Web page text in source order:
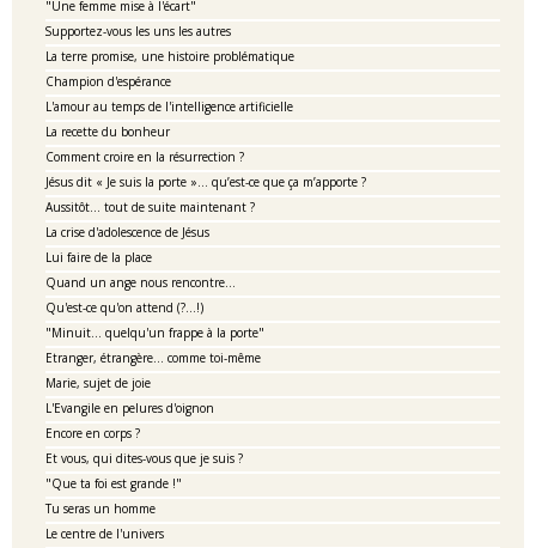
"Une femme mise à l'écart"
Supportez-vous les uns les autres
La terre promise, une histoire problématique
Champion d'espérance
L'amour au temps de l'intelligence artificielle
La recette du bonheur
Comment croire en la résurrection ?
Jésus dit « Je suis la porte »… qu’est-ce que ça m’apporte ?
Aussitôt... tout de suite maintenant ?
La crise d'adolescence de Jésus
Lui faire de la place
Quand un ange nous rencontre...
Qu'est-ce qu'on attend (?...!)
"Minuit... quelqu'un frappe à la porte"
Etranger, étrangère... comme toi-même
Marie, sujet de joie
L'Evangile en pelures d'oignon
Encore en corps ?
Et vous, qui dites-vous que je suis ?
"Que ta foi est grande !"
Tu seras un homme
Le centre de l'univers